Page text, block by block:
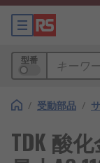
型番
/ 受動部品 /
TDK 酸